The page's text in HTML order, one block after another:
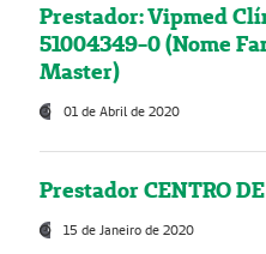
Prestador: Vipmed
51004349-0 (Nome
Master)
01 de Abril de 2020
Prestador CENTRO
15 de Janeiro de 2020